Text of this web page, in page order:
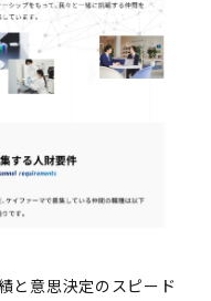
と意思決定のスピード